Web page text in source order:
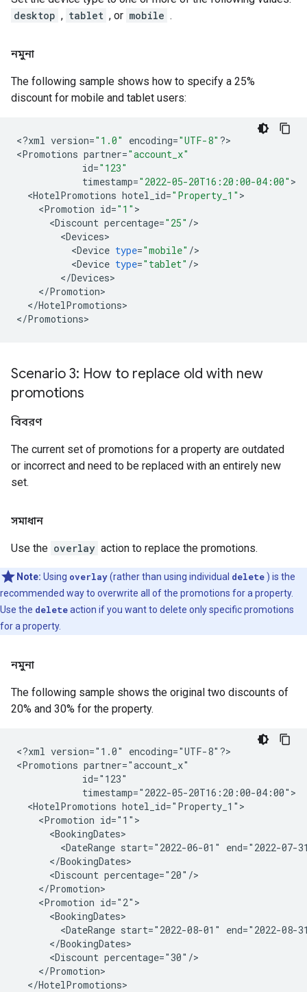
desktop , tablet , or mobile .
নমুনা
The following sample shows how to specify a 25%
discount for mobile and tablet users:
<?xml version="1.0" encoding="UTF-8" ?>
<Promotions partner="account_x"
id="123"
timestamp="2022-05-20T16:20:00-04:00"
<HotelPromotions hotel_id="Property_1"
<Promotion id="1"
<Discount percentage="25" /
<Devices
<Device type="mobile" /
<Device type="tablet" /
</Devices
</Promotion
</HotelPromotions>
</Promotions
Scenario 3: How to replace old with new
promotions
বিবরণ
The current set of promotions for a property are outdated
or incorrect and need to be replaced with an entirely new
set.
সমাধান
Use the overlay action to replace the promotions.
Note: Using overlay(rather than using individual delete ) is the
recommended way to overwrite all of the promotions for a property.
Use the deleteaction if you want to delete only specific promotions
for a property.
নমুনা
The following sample shows the original two discounts of
20% and 30% for the property.
<?xml version="1.0" encoding="UTF-8"?>
<Promotions partner="account_x"
            id="123"
            timestamp="2022-05-20T16:20:00-04:00">
  <HotelPromotions hotel_id="Property_1">
    <Promotion id="1">
      <BookingDates>
<DateRange start="2022-06-01" end="2022-07-
      </BookingDates>
      <Discount percentage="20"/>
    </Promotion>
    <Promotion id="2">
      <BookingDates>
<DateRange start="2022-08-01" end="2022-08-
      </BookingDates>
      <Discount percentage="30"/>
    </Promotion>
  </HotelPromotions>